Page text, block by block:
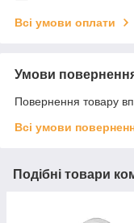
Всі умови оплати
Умови
Повернення товару
Всі умови
Подібні товари